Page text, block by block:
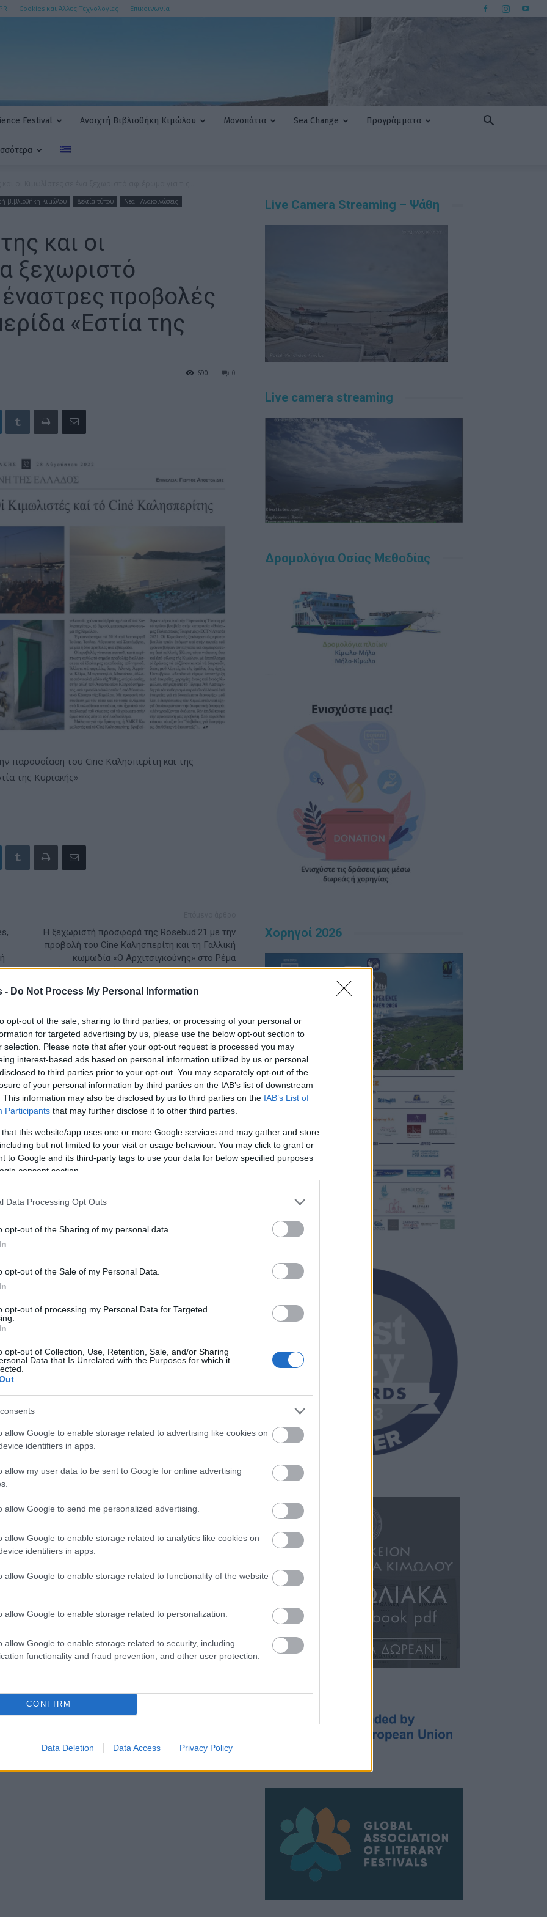
- Do Not Process My Personal Information
opt-out of the sale, sharing to third parties, or processing of your personal or
for targeted advertising by us, please use the below opt-out section to
selection. Please note that after your opt-out request is processed you may
interest-based ads based on personal information utilized by us or personal
to third parties prior to your opt-out. You may separately opt-out of the
of your personal information by third parties on the IAB’s list of downstream
This information may also be disclosed by us to third parties on the IAB’s List of
Participants that may further disclose it to other third parties.
that this website/app uses one or more Google services and may gather and store
but not limited to your visit or usage behaviour. You may click to grant or
to Google and its third-party tags to use your data for below specified purposes
consent section.
Data Processing Opt Outs
opt-out of the Sharing of my personal data.
opt-out of the Sale of my Personal Data.
opt-out of processing my Personal Data for Targeted
opt-out of Collection, Use, Retention, Sale, and/or Sharing
Data that Is Unrelated with the Purposes for which it
allow Google to enable storage related to advertising like cookies on
identifiers in apps.
allow my user data to be sent to Google for online advertising
allow Google to send me personalized advertising.
allow Google to enable storage related to analytics like cookies on
identifiers in apps.
allow Google to enable storage related to functionality of the website
allow Google to enable storage related to personalization.
allow Google to enable storage related to security, including
functionality and fraud prevention, and other user protection.
CONFIRM
Data Deletion Data Access Privacy Policy
Cookies και Άλλες Τεχνολογίες Επικοινωνία
Festival Ανοιχτή Βιβλιοθήκη Κιμώλου Μονοπάτια Sea Change Προγράμματα
βιβλιοθήκη Κιμώλου Δελτία τύπου
Νεα - Ανακοινώσεις
και οι
ξεχωριστό
προβολές
«Εστία της
0
690
παρουσίαση του Cine Καλησπερίτη και της
της Κυριακής»
Η ξεχωριστή προσφορά της Rosebud.21 με την
προβολή του Cine Καλησπερίτη και τη Γαλλική
κωμωδία «Ο Αρχιτσιγκούνης» στο Ρέμα
υμνείται από το φίλο Cinephile Alkis Romeos σε
ΑΠΟ ΤΟΝ ΔΗΜΙΟΥΡΓΟ
με την παιδική ταινία
την Πέμπτη στις
την ταινία, «Bomber & Paganini», την
και τον ιστότοπό μου σε αυτό το πρόγραμμα
Live Camera Streaming – Ψάθη
Live camera streaming
Δρομολόγια Οσίας Μεθοδίας
Χορηγοί 2026